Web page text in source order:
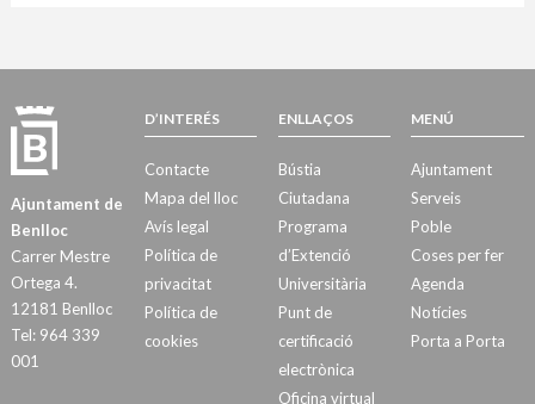
Ajuntament de
Benlloc
Carrer Mestre
Ortega 4.
12181 Benlloc
Tel: 964 339
001
D’INTERÉS
Contacte
Mapa del lloc
Avís legal
Política de
privacitat
Política de
cookies
ENLLAÇOS
Bústia
Ciutadana
Programa
d’Extenció
Universitària
Punt de
certificació
electrònica
Oficina virtual
MENÚ
Ajuntament
Serveis
Poble
Coses per fer
Agenda
Notícies
Porta a Porta